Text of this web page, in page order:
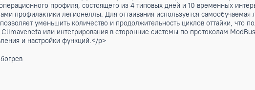
энергии. </p> <p><strong>МОДУЛЬНАЯ
мощности. Система может работать с изменяющейся
h3> <p>W3000SE Контроллер W3000SE - это новое
Агрегат оснащен клавиатурой для ввода
в системе отопления и охлаждения в помещениях с
и зависит от условий, в которых работает система,
включает в себя комплексное управление аварийными
из нескольких блоков, организовано дифференцированное
Это позволяет более эффективно распределить энергию и, в